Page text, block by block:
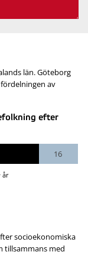
län. Göteborg
av
efter
16
år
socioekonomiska
tillsammans med